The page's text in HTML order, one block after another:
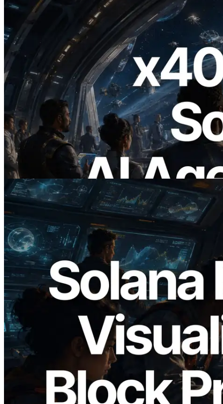
2026.07.04
ERPC เปิดตัว Solana RPC ที่รองรับ x402
— ยุคที่ AI Agent จ่ายเงินให้ API ที่ต้องใช้
แบบ On Demand
อ่านบทความนี้
2026.05.24
Validators Solutions เปิดตัว Solana Block
Analyzer — แสดงเวลาการผลิตบล็อก
ระดับ slot และบาลิเดเตอร์ที่รับผิดชอบ